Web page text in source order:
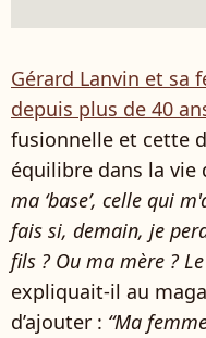
Gérard Lanvin et sa
depuis plus de 40
fusionnelle et cette
équilibre dans la vie
ma ‘base’, celle qui
fais si, demain, je
fils ? Ou ma mère ?
expliquait-il au
d’ajouter : “Ma